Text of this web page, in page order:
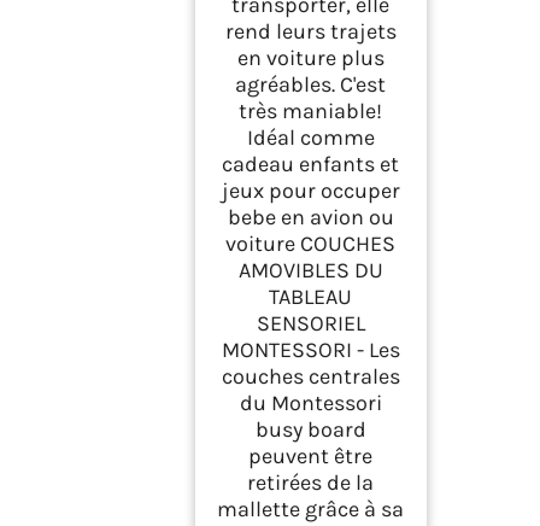
rend leurs trajets
en voiture plus
agréables. C'est
très maniable!
Idéal comme
cadeau enfants et
jeux pour occuper
bebe en avion ou
voiture COUCHES
AMOVIBLES DU
TABLEAU
SENSORIEL
MONTESSORI - Les
couches centrales
du Montessori
busy board
peuvent être
retirées de la
mallette grâce à sa